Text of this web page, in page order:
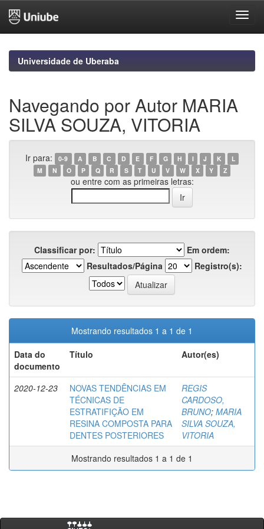
navigationUniversidade de Uberaba
Navegando por Autor MARIA
SILVA SOUZA, VITORIA
Ir para: 0-9 A B C D E F G H I J K
L
M
N O P Q R S T U V W X Y Z
ou entre com as primeiras letras:
Classificar por:
Em ordem:
Resultados/Página
Registro(s):
Mostrando resultados 1 a 1 de 1
Data do
documento
Título Autor(es)
2020-12-23
NOVAS TENDÊNCIAS EM
TÉCNICAS DE
ESTRATIFIÇÃO EM
RESINA COMPOSTA PARA
DENTES POSTERIORES
REGIS
CARDOSO,
BRUNO; MARIA
SILVA SOUZA,
VITORIA
Mostrando resultados 1 a 1 de 1